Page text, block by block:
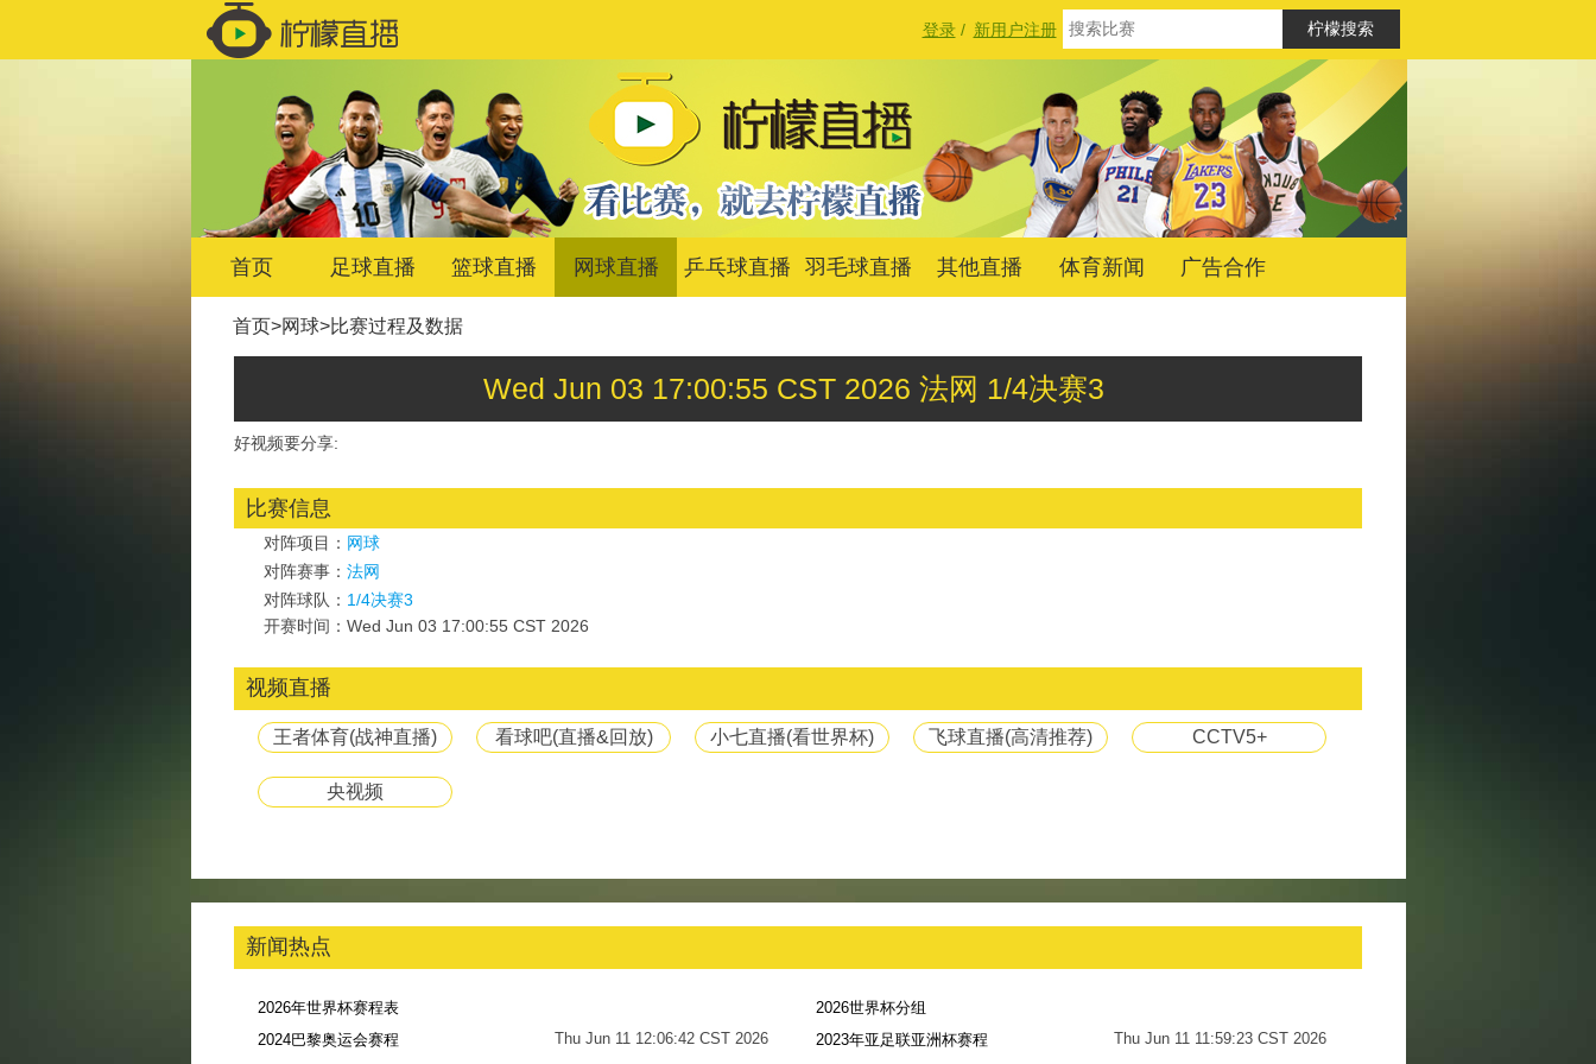
登录/ 新用户注册
首页 足球直播 篮球直播 网球直播 乒乓球直播 羽毛球直播 其他直播 体育新闻 广告合作
首页>网球>比赛过程及数据
Wed Jun 03 17:00:55 CST 2026 法网 1/4决赛3
好视频要分享:
比赛信息
对阵项目： 网球
对阵赛事： 法网
对阵球队： 1/4决赛3
开赛时间：Wed Jun 03 17:00:55 CST 2026
视频直播
王者体育(战神直播) 看球吧(直播&回放) 小七直播(看世界杯) 飞球直播(高清推荐) CCTV5+
央视频
新闻热点
2026年世界杯赛程表
Thu Jun 11 12:06:42 CST 2026
2026世界杯分组
Thu Jun 11 11:59:23 CST 2026
2024巴黎奥运会赛程
2023年亚足联亚洲杯赛程